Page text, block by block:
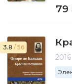
79
3.8 / 56
2016